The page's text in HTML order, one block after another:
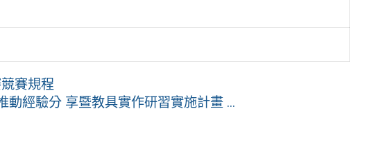
賽規程
動經驗分 享暨教具實作研習實施計畫 ...